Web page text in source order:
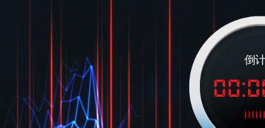
倒